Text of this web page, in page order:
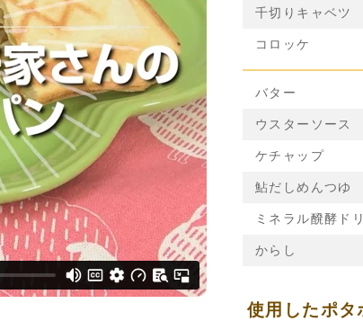
千切りキャベツ
コロッケ
バター
ウスターソース
ケチャップ
鮎だしめんつゆ
ミネラル醗酵ド
からし
使用したポタ